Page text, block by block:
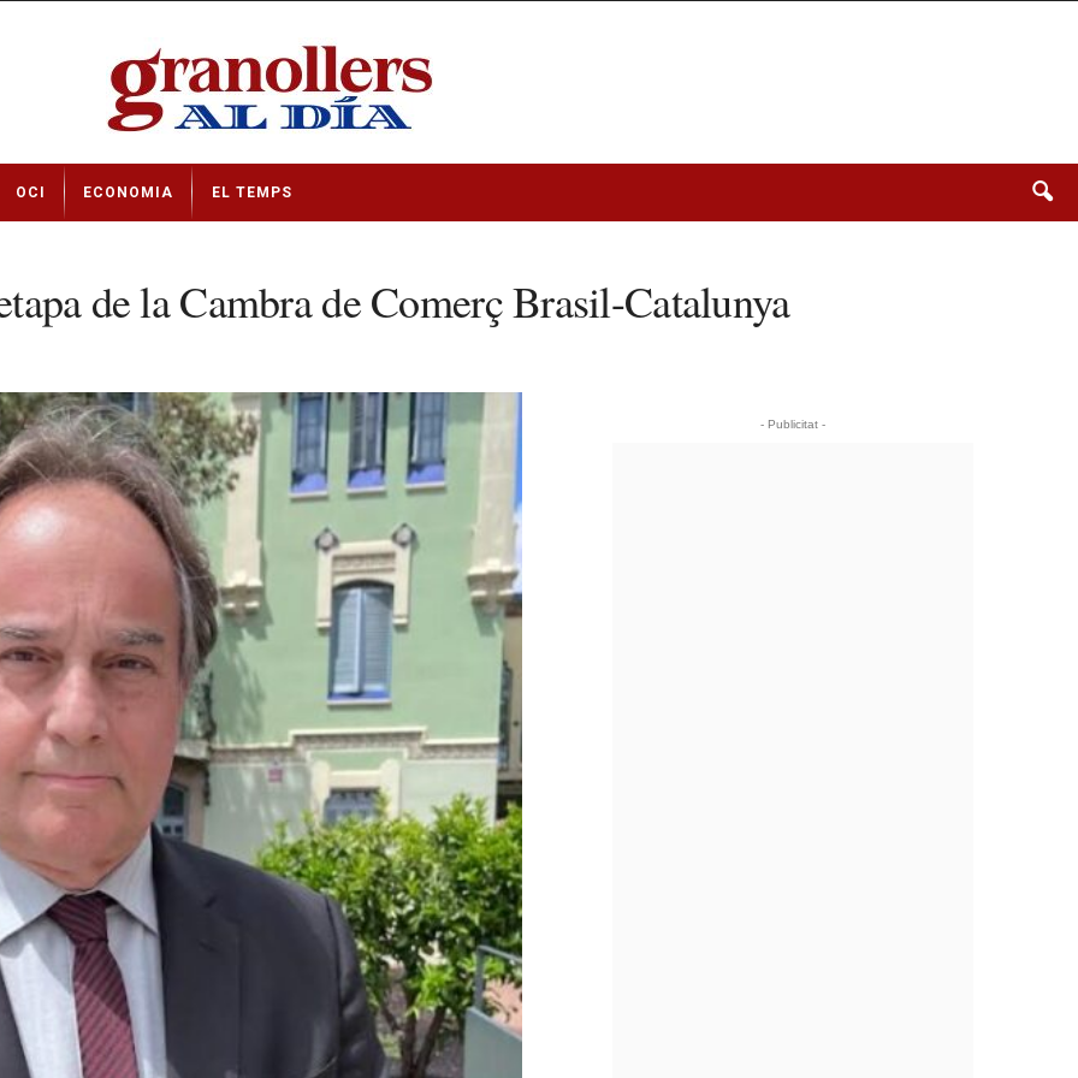
OCI ECONOMIA EL TEMPS
de la Cambra de Comerç Brasil-Catalunya
- Publicitat -